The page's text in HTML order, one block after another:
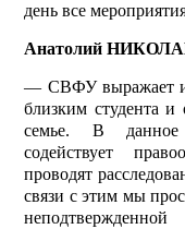
день все
Анатолий
— СВФУ выражает
близким студента
семье. В данное
содействует
проводят
связи с этим мы